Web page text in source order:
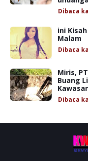
Dibaca
ini
Malam
Dibaca
Miris,
Buang
Dibaca